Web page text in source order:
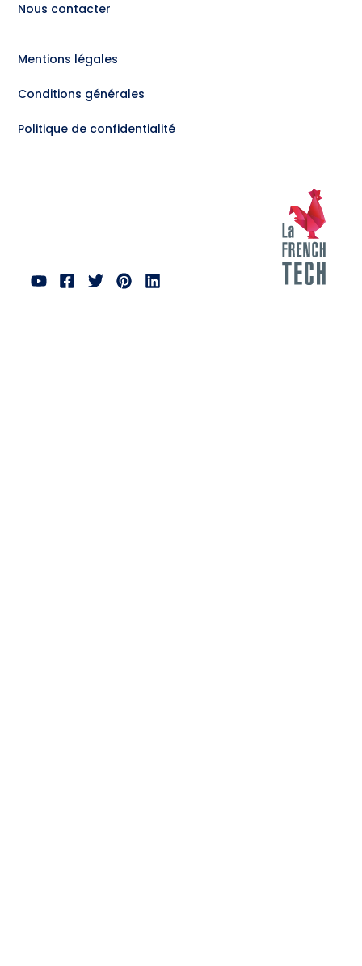
Nous contacter
Mentions légales
Conditions générales
Politique de confidentialité